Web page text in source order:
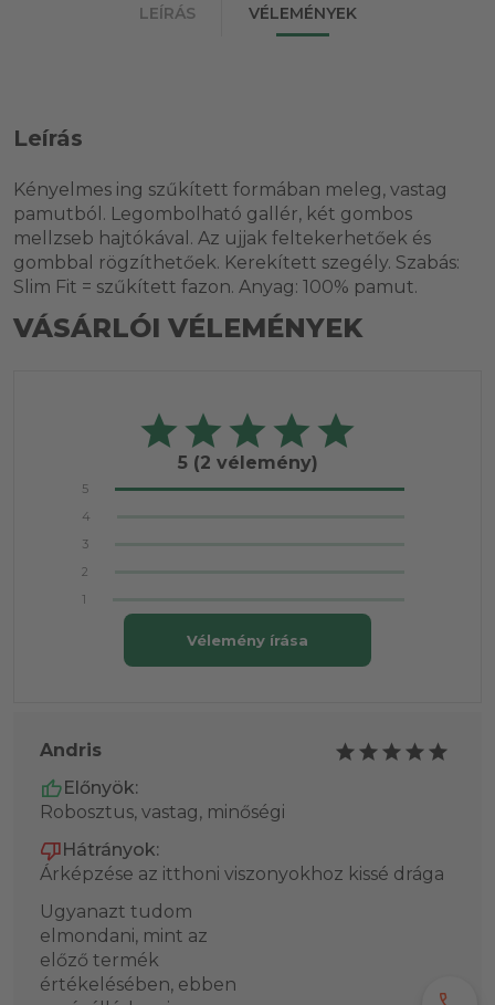
LEÍRÁS VÉLEMÉNYEK
Leírás
Kényelmes ing szűkített formában meleg, vastag
pamutból. Legombolható gallér, két gombos
mellzseb hajtókával. Az ujjak feltekerhetőek és
gombbal rögzíthetőek. Kerekített szegély. Szabás:
Slim Fit = szűkített fazon. Anyag: 100% pamut.
VÁSÁRLÓI VÉLEMÉNYEK
5 (2 vélemény)
5
4
3
2
1
Vélemény írása
Andris
Előnyök:
Robosztus, vastag, minőségi
Hátrányok:
Árképzése az itthoni viszonyokhoz kissé drága
Ugyanazt tudom
elmondani, mint az
előző termék
értékelésében, ebben